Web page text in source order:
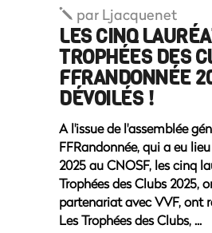
par Ljacquenet
LES CINQ
TROPHÉES DES
FFRANDONNÉE
DÉVOILÉS !
A l'issue de l'assemblée
FFRandonnée, qui a eu
2025 au CNOSF, les cinq
Trophées des Clubs 2025,
partenariat avec VVF, ont
Les Trophées des Clubs,